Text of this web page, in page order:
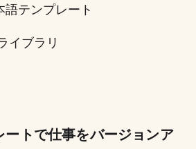
テンプレート
イブラリ
ートで仕事をバージョンア